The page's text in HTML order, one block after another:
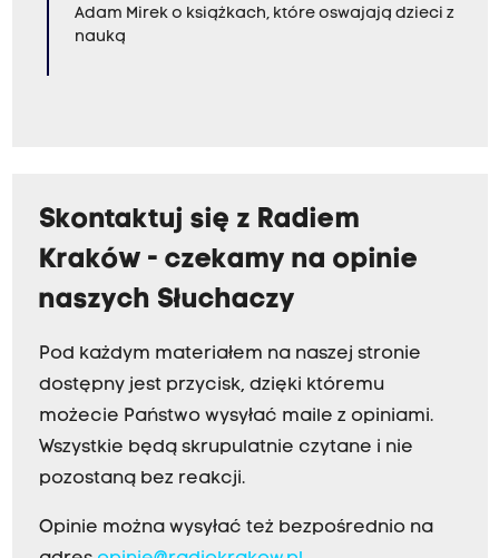
Adam Mirek o książkach, które oswajają dzieci z
nauką
Skontaktuj się z Radiem
Kraków - czekamy na opinie
naszych Słuchaczy
Pod każdym materiałem na naszej stronie
dostępny jest przycisk, dzięki któremu
możecie Państwo wysyłać maile z opiniami.
Wszystkie będą skrupulatnie czytane i nie
pozostaną bez reakcji.
Opinie można wysyłać też bezpośrednio na